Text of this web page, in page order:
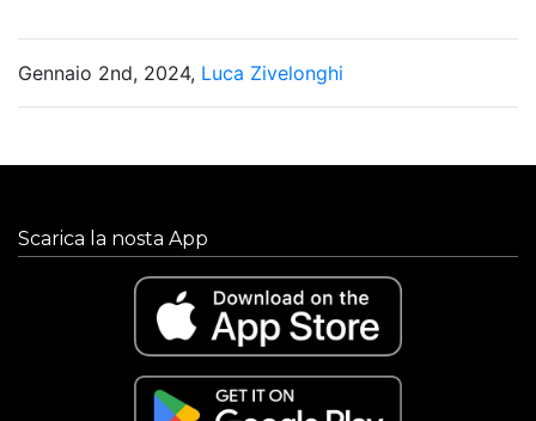
Gennaio 2nd, 2024, Luca Zivelonghi
Scarica la nosta App